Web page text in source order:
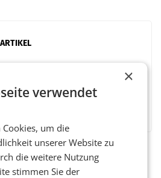
×
verwendet
um die
unserer Website zu
die weitere Nutzung
stimmen Sie der